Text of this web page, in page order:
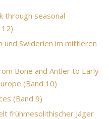
through seasonal
und Swiderien im mittleren
Bone and Antler to Early
(Band 10)
(Band 9)
frühmesolithischer Jäger